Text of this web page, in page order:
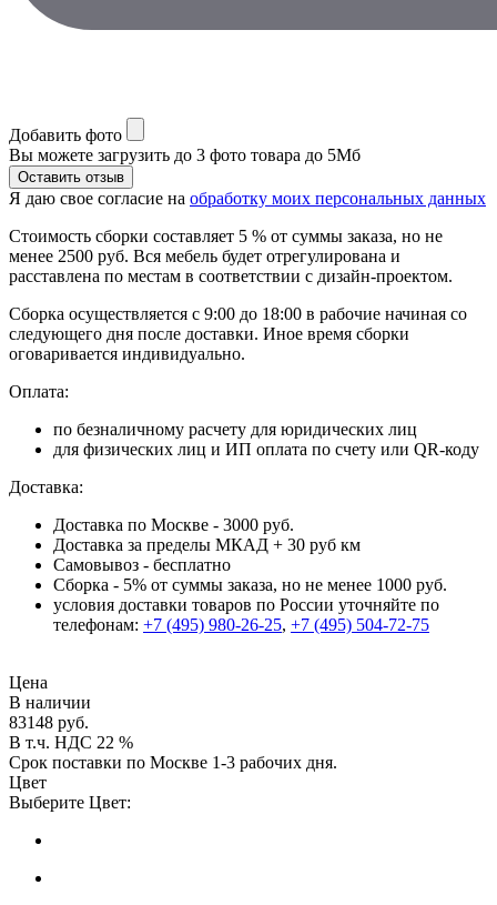
Добавить фото
Вы можете загрузить до 3 фото товара до 5Мб
Я даю свое согласие на обработку моих персональных данных
Стоимость сборки составляет 5 % от суммы заказа, но не
менее 2500 руб. Вся мебель будет отрегулирована и
расставлена по местам в соответствии с дизайн-проектом.
Сборка осуществляется с 9:00 до 18:00 в рабочие начиная со
следующего дня после доставки. Иное время сборки
оговаривается индивидуально.
Оплата:
по безналичному расчету для юридических лиц
для физических лиц и ИП оплата по счету или QR-коду
Доставка:
Доставка по Москве - 3000 руб.
Доставка за пределы МКАД + 30 руб км
Самовывоз - бесплатно
Сборка - 5% от суммы заказа, но не менее 1000 руб.
условия доставки товаров по России уточняйте по
телефонам: +7 (495) 980-26-25, +7 (495) 504-72-75
Цена
В наличии
83148 руб.
В т.ч. НДС 22 %
Срок поставки по Москве 1-3 рабочих дня.
Цвет
Выберите Цвет: